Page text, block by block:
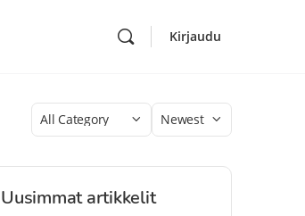
Kirjaudu
Category
Sort
Uusimmat artikkelit